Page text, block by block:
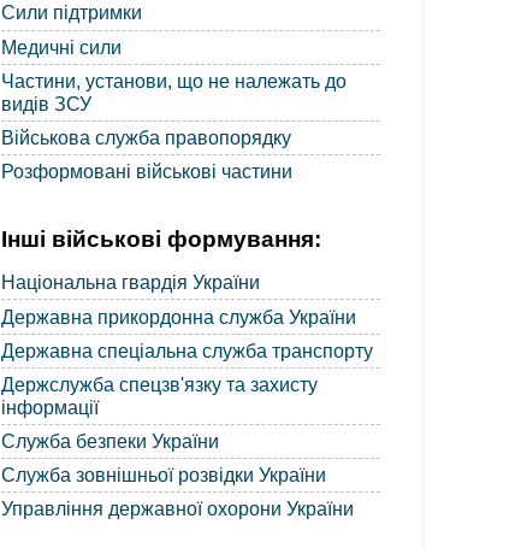
Сили підтримки
Медичні сили
Частини, установи, що не належать до
видів ЗСУ
Військова служба правопорядку
Розформовані військові частини
Інші військові формування:
Національна гвардія України
Державна прикордонна служба України
Державна спеціальна служба транспорту
Держслужба спецзв'язку та захисту
інформації
Служба безпеки України
Служба зовнішньої розвідки України
Управління державної охорони України